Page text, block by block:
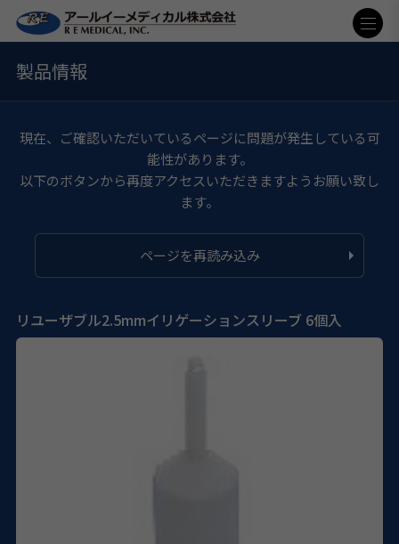
製品情報
現在、ご確認いただいているページに問題が発生している可
能性があります。
以下のボタンから再度アクセスいただきますようお願い致し
ます。
ページを再読み込み
リユーザブル2.5mmイリゲーションスリーブ 6個入